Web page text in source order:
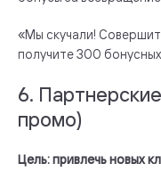
«Мы скучали!
получите 300
6.
промо)
Цель: привлечь новых